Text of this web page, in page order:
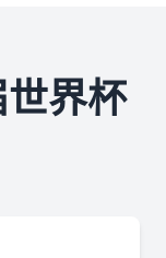
界杯